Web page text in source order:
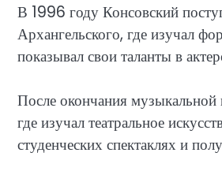
В 1996 году Консовский
Архангельского, где изучал
показывал свои таланты в
После окончания
где изучал театральное
студенческих спектаклях и